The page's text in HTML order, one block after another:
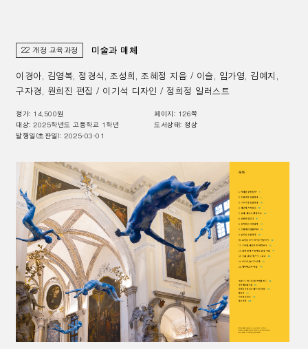
22 개정 교육과정 미술과 매체
이경아, 김영복, 정경식, 조성희, 조혜정 지음 / 이슬, 임가영, 김예지,
구자경, 원희진 편집 / 이기석 디자인 / 정희정 일러스트
정가: 14,500원
대상:2025학년도 고등학교 1학년
발행일(초판일):2025-03-01
페이지: 126쪽
도서상태: 정상